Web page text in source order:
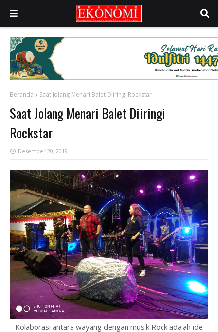
Beranda Saat Jolang Menari Balet Diiringi Rockstar
Saat Jolang Menari Balet Diiringi
Rockstar
Desember 20, 2019
Kolaborasi antara wayang dengan musik Rock adalah ide